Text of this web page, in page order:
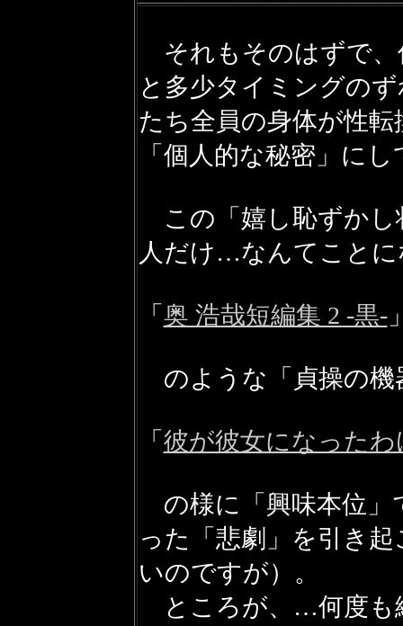
それもそのはずで、
と多少タイミングの
たち全員の身体が性
「個人的な秘密」に
この「嬉し恥ずかし
人だけ…なんてことに
「 奥 浩哉短編集 2 -黒-
のような「貞操の機
「 彼が彼女になったわ
の様に「興味本位」
った「悲劇」を引き
いのですが）。
ところが、…何度も